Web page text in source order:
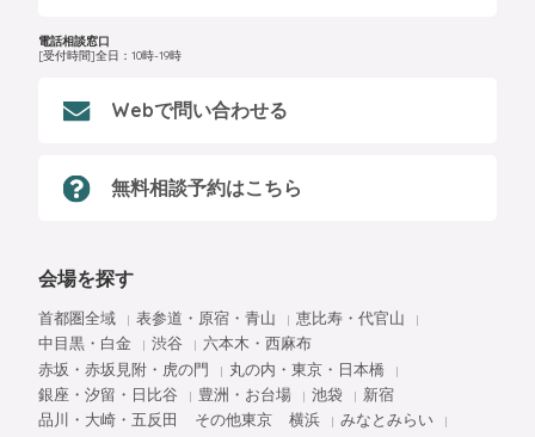
電話相談窓口
[受付時間]全日：10時-19時
Webで問い合わせる
無料相談予約はこちら
会場を探す
首都圏全域 表参道・原宿・青山
恵比寿・代官山
中目黒・白金
渋谷
六本木・西麻布
赤坂・赤坂見附・虎の門
丸の内・東京・日本橋
銀座・汐留・日比谷
豊洲・お台場 池袋
新宿
品川・大崎・五反田
その他東京 横浜 みなとみらい